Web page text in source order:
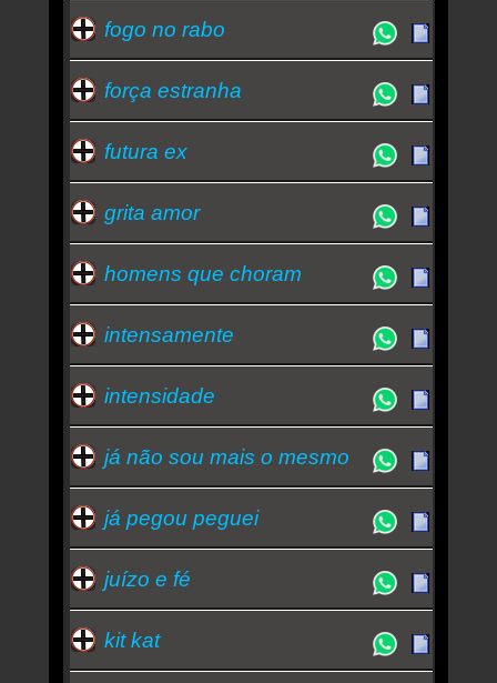
fogo no rabo
força estranha
futura ex
grita amor
homens que choram
intensamente
intensidade
já não sou mais o mesmo
já pegou peguei
juízo e fé
kit kat